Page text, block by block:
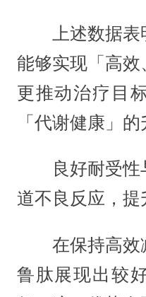
上述数据表
能够实现「高效
更推动治疗目
「代谢健康」的
良好耐受性
道不良反应，提
在保持高效
鲁肽展现出较